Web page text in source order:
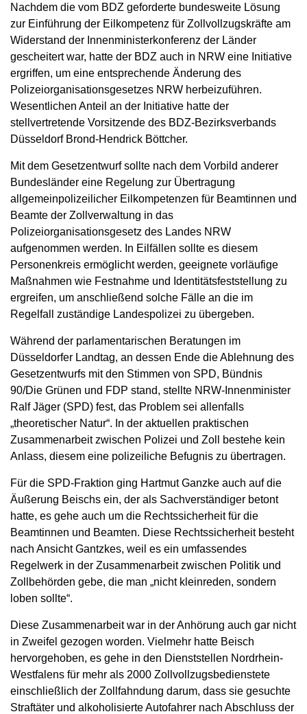
Nachdem die vom BDZ geforderte bundesweite Lösung
zur Einführung der Eilkompetenz für Zollvollzugskräfte am
Widerstand der Innenministerkonferenz der Länder
gescheitert war, hatte der BDZ auch in NRW eine Initiative
ergriffen, um eine entsprechende Änderung des
Polizeiorganisationsgesetzes NRW herbeizuführen.
Wesentlichen Anteil an der Initiative hatte der
stellvertretende Vorsitzende des BDZ-Bezirksverbands
Düsseldorf Brond-Hendrick Böttcher.
Mit dem Gesetzentwurf sollte nach dem Vorbild anderer
Bundesländer eine Regelung zur Übertragung
allgemeinpolizeilicher Eilkompetenzen für Beamtinnen und
Beamte der Zollverwaltung in das
Polizeiorganisationsgesetz des Landes NRW
aufgenommen werden. In Eilfällen sollte es diesem
Personenkreis ermöglicht werden, geeignete vorläufige
Maßnahmen wie Festnahme und Identitätsfeststellung zu
ergreifen, um anschließend solche Fälle an die im
Regelfall zuständige Landespolizei zu übergeben.
Während der parlamentarischen Beratungen im
Düsseldorfer Landtag, an dessen Ende die Ablehnung des
Gesetzentwurfs mit den Stimmen von SPD, Bündnis
90/Die Grünen und FDP stand, stellte NRW-Innenminister
Ralf Jäger (SPD) fest, das Problem sei allenfalls
„theoretischer Natur“. In der aktuellen praktischen
Zusammenarbeit zwischen Polizei und Zoll bestehe kein
Anlass, diesem eine polizeiliche Befugnis zu übertragen.
Für die SPD-Fraktion ging Hartmut Ganzke auch auf die
Äußerung Beischs ein, der als Sachverständiger betont
hatte, es gehe auch um die Rechtssicherheit für die
Beamtinnen und Beamten. Diese Rechtssicherheit besteht
nach Ansicht Gantzkes, weil es ein umfassendes
Regelwerk in der Zusammenarbeit zwischen Politik und
Zollbehörden gebe, die man „nicht kleinreden, sondern
loben sollte“.
Diese Zusammenarbeit war in der Anhörung auch gar nicht
in Zweifel gezogen worden. Vielmehr hatte Beisch
hervorgehoben, es gehe in den Dienststellen Nordrhein-
Westfalens für mehr als 2000 Zollvollzugsbedienstete
einschließlich der Zollfahndung darum, dass sie gesuchte
Straftäter und alkoholisierte Autofahrer nach Abschluss der